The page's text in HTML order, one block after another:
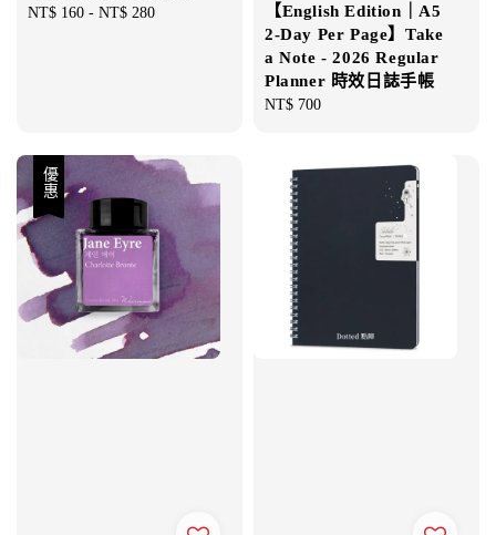
Regular
NT$ 160 - NT$ 280
【English Edition｜A5
2-Day Per Page】Take
a Note - 2026 Regular
Planner 時效日誌手帳
Regular
NT$ 700
優惠